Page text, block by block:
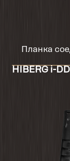
Планка
HIBERG i-